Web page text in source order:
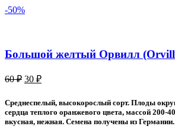
-50%
Большой желтый Орвилл
60₽ Первоначальная
составляла
60 ₽.
30 ₽Текущая
30 ₽.
Среднеспелый, высокорослый сорт. Плоды
сердца теплого оранжевого цвета, массой 200-
вкусная, нежная. Семена получены из